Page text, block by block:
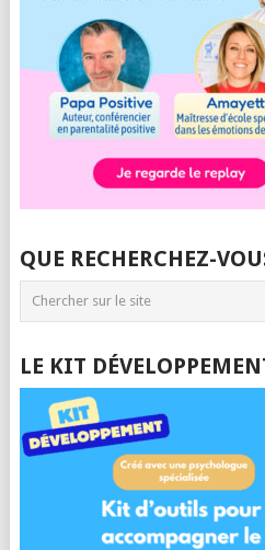
QUE RECHERCHEZ-
LE KIT